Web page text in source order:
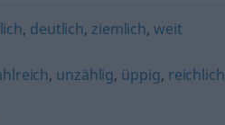
, deutlich, ziemlich,weit
, unzählig, üppig, reichlich